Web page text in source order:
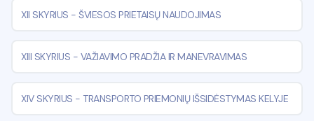
XII SKYRIUS - ŠVIESOS PRIETAISŲ NAUDOJIMAS
XIII SKYRIUS - VAŽIAVIMO PRADŽIA IR MANEVRAVIMAS
XIV SKYRIUS - TRANSPORTO PRIEMONIŲ IŠSIDĖSTYMAS KELYJE